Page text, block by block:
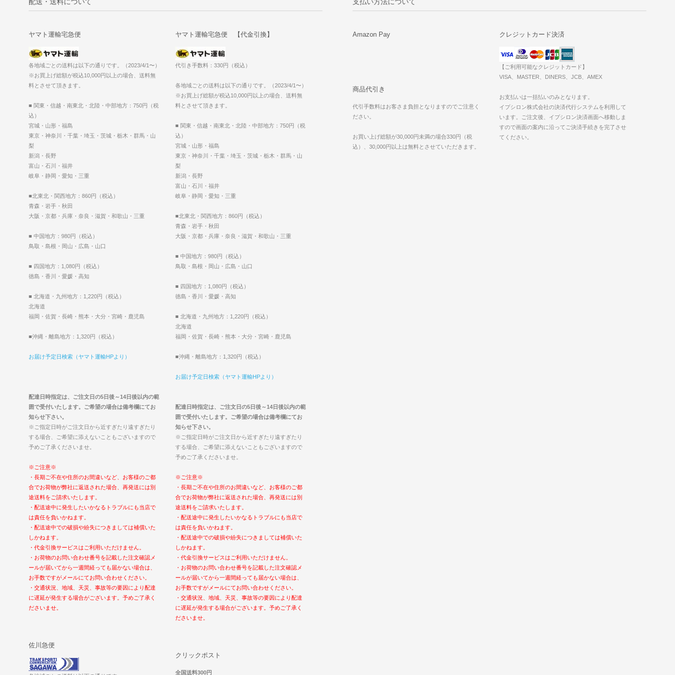
ヤマト運輸宅急便
各地域ごとの送料は以下の通りです。（2023/4/1〜）
※お買上げ総額が税込10,000円以上の場合、送料無
料とさせて頂きます。
■ 関東・信越・南東北・北陸・中部地方：750円（税
込）
宮城・山形・福島
東京・神奈川・千葉・埼玉・茨城・栃木・群馬・山
梨
新潟・長野
富山・石川・福井
岐阜・静岡・愛知・三重
■北東北・関西地方：860円（税込）
青森・岩手・秋田
大阪・京都・兵庫・奈良・滋賀・和歌山・三重
■ 中国地方：980円（税込）
鳥取・島根・岡山・広島・山口
■ 四国地方：1,080円（税込）
徳島・香川・愛媛・高知
■ 北海道・九州地方：1,220円（税込）
北海道
福岡・佐賀・長崎・熊本・大分・宮崎・鹿児島
■沖縄・離島地方：1,320円（税込）
お届け予定日検索（ヤマト運輸HPより）
配達日時指定は、ご注文日の5日後～14日後以内の範
囲で受付いたします。ご希望の場合は備考欄にてお
知らせ下さい。
※ご指定日時がご注文日から近すぎたり遠すぎたり
する場合、ご希望に添えないこともございますので
予めご了承くださいませ。
※ご注意※
・長期ご不在や住所のお間違いなど、お客様のご都
合でお荷物が弊社に返送された場合、再発送には別
途送料をご請求いたします。
・配送途中に発生したいかなるトラブルにも当店で
は責任を負いかねます。
・配送途中での破損や紛失につきましては補償いた
しかねます。
・代金引換サービスはご利用いただけません。
・お荷物のお問い合わせ番号を記載した注文確認メ
ールが届いてから一週間経っても届かない場合は、
お手数ですがメールにてお問い合わせください。
・交通状況、地域、天災、事故等の要因により配達
に遅延が発生する場合がございます。予めご了承く
ださいませ。
ヤマト運輸宅急便 【代金引換】
代引き手数料：330円（税込）
各地域ごとの送料は以下の通りです。（2023/4/1〜）
※お買上げ総額が税込10,000円以上の場合、送料無
料とさせて頂きます。
■ 関東・信越・南東北・北陸・中部地方：750円（税
込）
宮城・山形・福島
東京・神奈川・千葉・埼玉・茨城・栃木・群馬・山
梨
新潟・長野
富山・石川・福井
岐阜・静岡・愛知・三重
■北東北・関西地方：860円（税込）
青森・岩手・秋田
大阪・京都・兵庫・奈良・滋賀・和歌山・三重
■ 中国地方：980円（税込）
鳥取・島根・岡山・広島・山口
■ 四国地方：1,080円（税込）
徳島・香川・愛媛・高知
■ 北海道・九州地方：1,220円（税込）
北海道
福岡・佐賀・長崎・熊本・大分・宮崎・鹿児島
■沖縄・離島地方：1,320円（税込）
お届け予定日検索（ヤマト運輸HPより）
配達日時指定は、ご注文日の5日後～14日後以内の範
囲で受付いたします。ご希望の場合は備考欄にてお
知らせ下さい。
※ご指定日時がご注文日から近すぎたり遠すぎたり
する場合、ご希望に添えないこともございますので
予めご了承くださいませ。
※ご注意※
・長期ご不在や住所のお間違いなど、お客様のご都
合でお荷物が弊社に返送された場合、再発送には別
途送料をご請求いたします。
・配送途中に発生したいかなるトラブルにも当店で
は責任を負いかねます。
・配送途中での破損や紛失につきましては補償いた
しかねます。
・代金引換サービスはご利用いただけません。
・お荷物のお問い合わせ番号を記載した注文確認メ
ールが届いてから一週間経っても届かない場合は、
お手数ですがメールにてお問い合わせください。
・交通状況、地域、天災、事故等の要因により配達
に遅延が発生する場合がございます。予めご了承く
ださいませ。
佐川急便
クリックポスト
全国送料300円
Amazon Pay クレジットカード決済
【ご利用可能なクレジットカード】
VISA、MASTER、DINERS、JCB、AMEX
お支払いは一括払いのみとなります。
イプシロン株式会社の決済代行システムを利用して
います。ご注文後、イプシロン決済画面へ移動しま
すので画面の案内に沿ってご決済手続きを完了させ
てください。
商品代引き
代引手数料はお客さま負担となりますのでご注意く
ださい。
お買い上げ総額が30,000円未満の場合330円（税
込）、30,000円以上は無料とさせていただきます。